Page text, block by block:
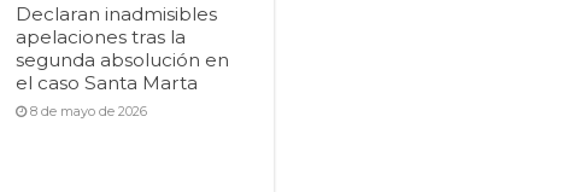
Declaran inadmisibles
apelaciones tras la
segunda absolución en
el caso Santa Marta
8 de mayo de 2026